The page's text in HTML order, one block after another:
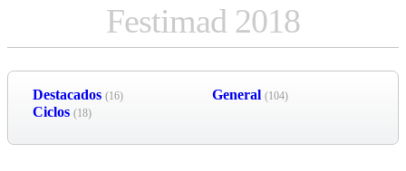
Festimad 2018
Destacados (16) General (104)
Ciclos (18)